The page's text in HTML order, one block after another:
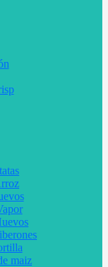
maiz